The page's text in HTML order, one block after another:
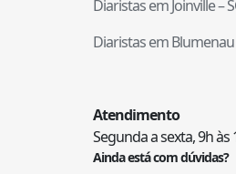
Diaristas emJoinville–
Diaristas emBlumenau
Atendimento
Segunda a sexta, 9h às
Ainda está com dúvidas?